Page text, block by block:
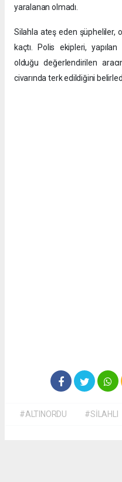
yaralanan olmadı.
Silahla ateş eden şüpheliler,
kaçtı. Polis ekipleri,
olduğu değerlendirilen
civarında terk edildiğini
#ALTINORDU #SİLAHLI